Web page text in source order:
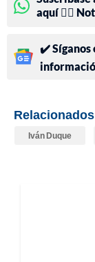
aquí 👉🏻
✔️ Síganos
Relacionados
Iván Duque